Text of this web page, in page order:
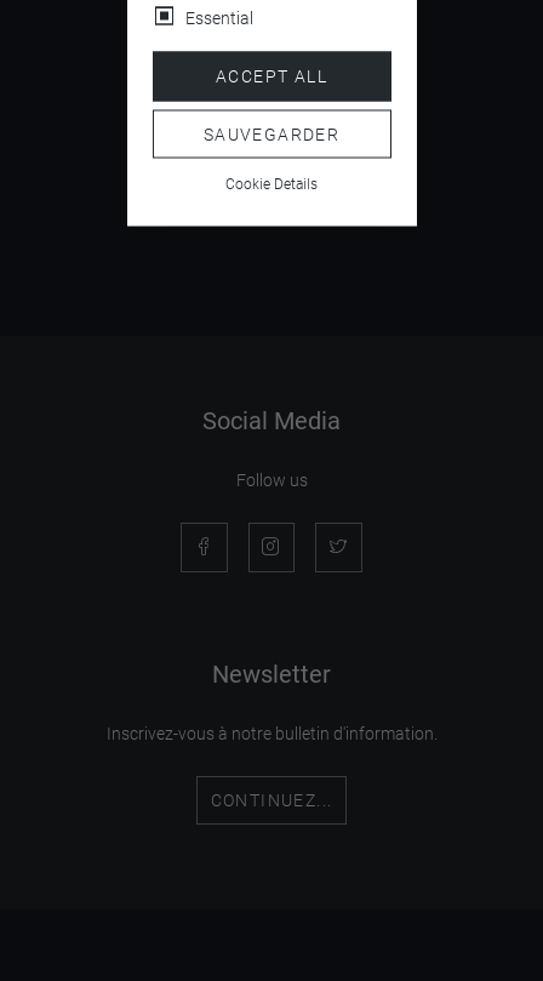
4.5/ 5
5.9
Social Media
Follow us
Newsletter
Inscrivez-vous à notre bulletin d'information.
CONTINUEZ...
Essential
ACCEPT ALL
SAUVEGARDER
Cookie Details